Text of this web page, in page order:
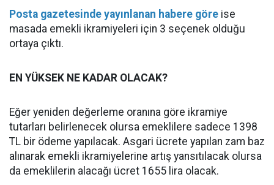
Posta gazetesinde yayınlanan habere göre ise
masada emekli ikramiyeleri için 3 seçenek olduğu
ortaya çıktı.
EN YÜKSEK NE KADAR OLACAK?
Eğer yeniden değerleme oranına göre ikramiye
tutarları belirlenecek olursa emeklilere sadece 1398
TL bir ödeme yapılacak. Asgari ücrete yapılan zam baz
alınarak emekli ikramiyelerine artış yansıtılacak olursa
da emeklilerin alacağı ücret 1655 lira olacak.